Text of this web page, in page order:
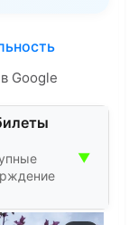
Google
▼